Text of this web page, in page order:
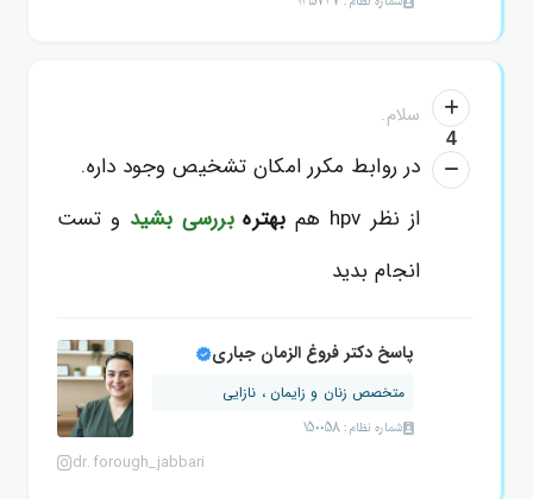
4
سلام.
در روابط مکرر امکان تشخیص وجود داره.
از نظر hpv هم
بهتره بررسی بشید و تست
انجام بدید
پاسخ دکتر فروغ الزمان جباری
متخصص زنان و زایمان ، نازایی
شماره نظام: 150058
dr.forough_jabbari